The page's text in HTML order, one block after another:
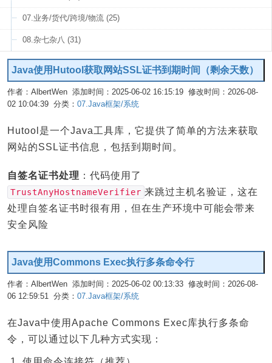
07.业务/货代/跨境/物流 (25)
08.杂七杂八 (31)
Java使用Hutool获取网站SSL证书到期时间（剩余天数）
作者：AlbertWen 添加时间：2025-06-02 16:15:19 修改时间：2026-08-
02 10:04:39 分类： 07.Java框架/系统
Hutool是一个Java工具库，它提供了简单的方法来获取
网站的SSL证书信息，包括到期时间。
自签名证书处理 ：代码使用了
TrustAnyHostnameVerifier 来跳过主机名验证，这在
处理自签名证书时很有用，但在生产环境中可能会带来
安全风险
Java使用Commons Exec执行多条命令行
作者：AlbertWen 添加时间：2025-06-02 00:13:33 修改时间：2026-08-
06 12:59:51 分类： 07.Java框架/系统
在Java中使用Apache Commons Exec库执行多条命
令，可以通过以下几种方式实现：